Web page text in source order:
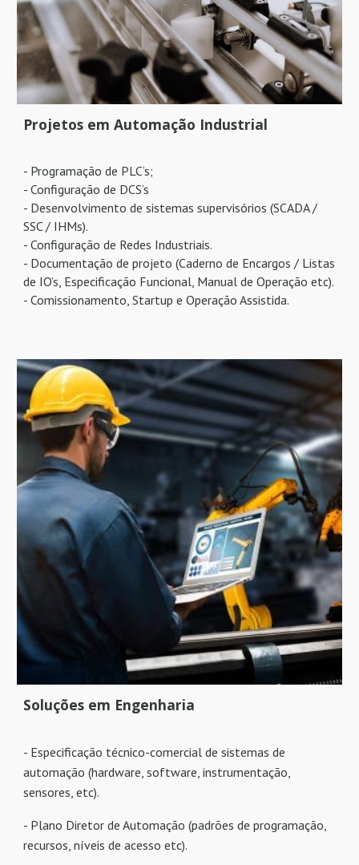
Projetos em Automação Industrial
- Programação de PLC’s;
- Configuração de DCS’s
- Desenvolvimento de sistemas supervisórios (SCADA /
SSC / IHMs).
- Configuração de Redes Industriais.
- Documentação de projeto (Caderno de Encargos / Listas
de IO’s, Especificação Funcional, Manual de Operação etc).
- Comissionamento, Startup e Operação Assistida.
Soluções em Engenharia
- Especificação técnico-comercial de sistemas de
automação (hardware, software, instrumentação,
sensores, etc).
- Plano Diretor de Automação (padrões de programação,
recursos, níveis de acesso etc).